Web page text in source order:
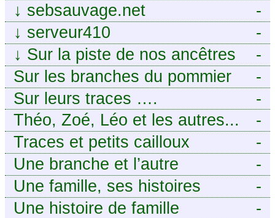
-
↓ sebsauvage.net
-
↓ serveur410
-
↓ Sur la piste de nos ancêtres
en Périgord.
-
Sur les branches du pommier
-
Sur leurs traces ….
-
Théo, Zoé, Léo et les autres...
-
Traces et petits cailloux
-
Une branche et l’autre
-
Une famille, ses histoires
-
Une histoire de famille